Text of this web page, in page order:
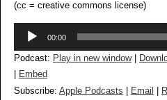
(cc = creative commons license)
Audio-
00:00
Podcast: Play in new window|
Embed
Subscribe: Apple Podcasts Email